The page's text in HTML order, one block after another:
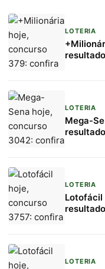
LOTERIA
LOTERIA
Mega-
LOTERIA
Lotofácil
LOTERIA